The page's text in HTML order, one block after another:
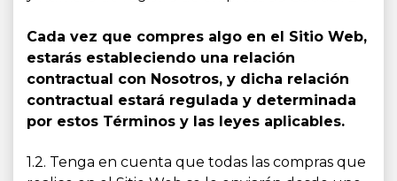
Cada vez que compres algo en el Sitio Web,
estarás estableciendo una relación
contractual con Nosotros, y dicha relación
contractual estará regulada y determinada
por estos Términos y las leyes aplicables.
1.2. Tenga en cuenta que todas las compras que